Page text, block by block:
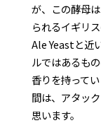
が、この酵母
られるイギリ
Ale Yeastと近
ルではあるも
香りを持って
間は、アタッ
思います。